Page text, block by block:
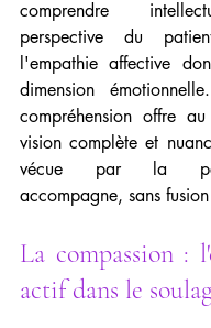
comprendre
perspective du
l'empathie affective
dimension
compréhension offre
vision complète et
vécue par la
accompagne, sans
La compassion :
actif dans le